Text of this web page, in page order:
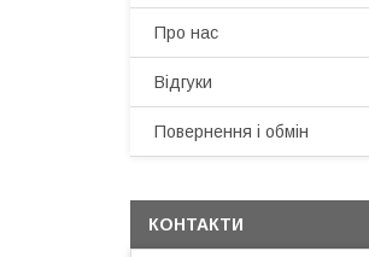
Про нас
Відгуки
Повернення і обмін
КОНТАКТИ